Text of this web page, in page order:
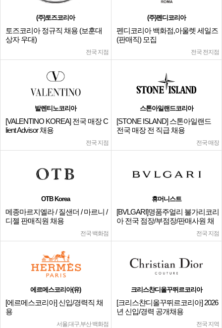
(주)토즈코리아
토즈코리아 정규직 채용 (보훈대
상자 우대)
전국 지점
(주)펜디코리아
펜디코리아 백화점,아울렛 세일즈
(판매직) 모집
전국 전지점
발렌티노코리아
[VALENTINO KOREA] 전국 매장 C
lient Advisor 채용
전국 지점
스톤아일랜드코리아
[STONE ISLAND] 스톤아일랜드
전국 매장 전 직급 채용
전국 매장
OTB Korea
메종마르지엘라 / 질샌더 / 마르니 /
디젤 판매직원 채용
전국 백화점
휴머니스트
[BVLGARI]명품주얼리 불가리코리
아 전국 점장/부점장/판매사원 채
전국 지점
에르메스코리아(유)
[에르메스코리아] 신입/경력직 채
용
서울,대구,부산 백화점
크리스챤디올꾸뛰르코리아
[크리스챤디올꾸뛰르코리아] 2026
년 신입/경력 공개채용
전국 지역